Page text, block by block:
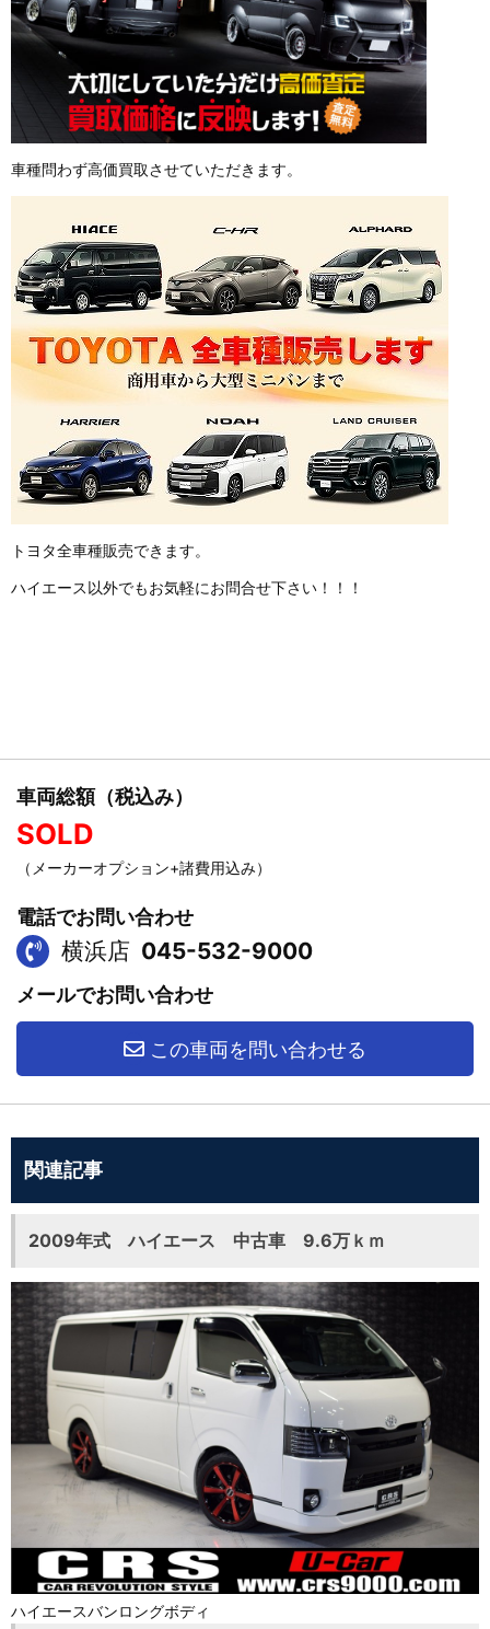
車種問わず高価買取させていただきます。
トヨタ全車種販売できます。
ハイエース以外でもお気軽にお問合せ下さい！！！
車両総額（税込み）
SOLD
（メーカーオプション+諸費用込み）
電話でお問い合わせ
横浜店 045-532-9000
メールでお問い合わせ
この車両を問い合わせる
関連記事
2009年式 ハイエース 中古車 9.6万ｋｍ
ハイエースバンロングボディ